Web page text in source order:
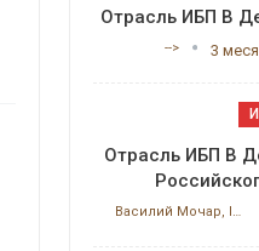
Отрасль ИБП В
--> 3
Отрасль ИБП В
Василий Мочар, ITResearch